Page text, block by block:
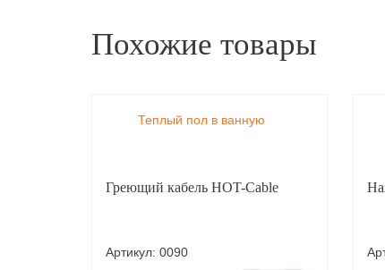
Похожие товары
Теплый пол в ванную
Греющий кабель HOT-Cable
Артикул: 0090